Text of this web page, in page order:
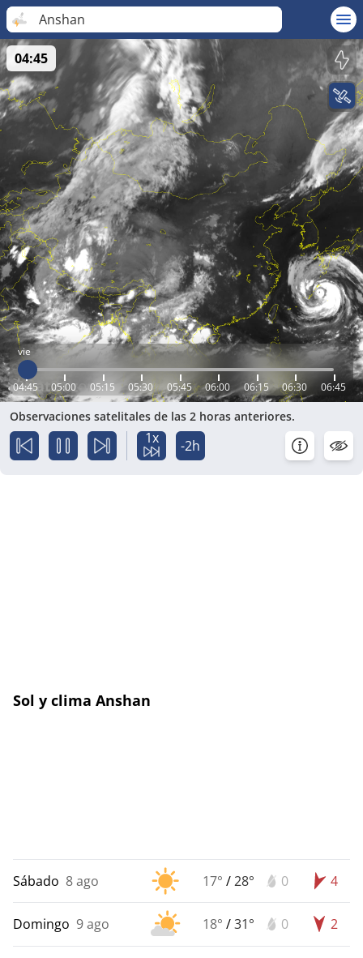
Anshan
vie
04:45 05:00 05:15 05:30 05:45 06:00 06:15 06:30 06:45
04:45
Observaciones satelitales de las 2 horas anteriores.
1x -2h
Sol y clima Anshan
Sábado 8 ago 17° /28° 0 4
Domingo 9 ago 18° /31° 0 2